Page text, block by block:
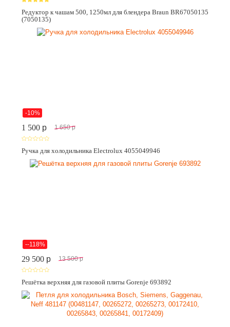
Редуктор к чашам 500, 1250мл для блендера Braun BR67050135
(7050135)
-10%
1 500 p 1 650 p
Ручка для холодильника Electrolux 4055049946
--118%
29 500 p 13 500 p
Решётка верхняя для газовой плиты Gorenje 693892